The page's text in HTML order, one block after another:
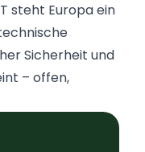
steht Europa ein
Sicherheit und
– offen,